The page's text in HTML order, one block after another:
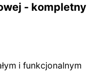
- kompletny
i funkcjonalnym